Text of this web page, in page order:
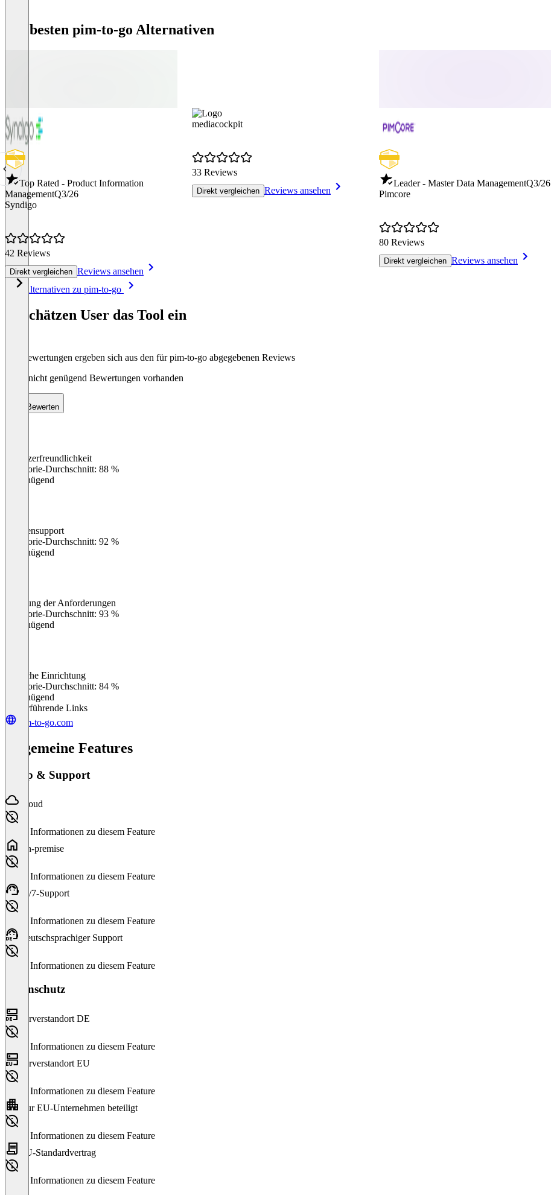
Die besten pim-to-go Alternativen
Top Rated - Product Information
ManagementQ3/26
Syndigo
42 Reviews
Direkt vergleichen Reviews ansehen
mediacockpit
33 Reviews
Direkt vergleichen Reviews ansehen
Leader - Master Data ManagementQ3/26
Pimcore
80 Reviews
Direkt vergleichen Reviews ansehen
Item
Alle Alternativen zu pim-to-go
So schätzen User das Tool ein
Die Bewertungen ergeben sich aus den für pim-to-go abgegebenen Reviews
Noch nicht genügend Bewertungen vorhanden
Bewerten
Benutzerfreundlichkeit
Kategorie-Durchschnitt: 88 %
Ungenügend
Kundensupport
Kategorie-Durchschnitt: 92 %
Ungenügend
Erfüllung der Anforderungen
Kategorie-Durchschnitt: 93 %
Ungenügend
Einfache Einrichtung
Kategorie-Durchschnitt: 84 %
Ungenügend
Weiterführende Links
pim-to-go.com
Allgemeine Features
Setup & Support
Cloud
Keine Informationen zu diesem Feature
On-premise
Keine Informationen zu diesem Feature
24/7-Support
Keine Informationen zu diesem Feature
Deutschsprachiger Support
Keine Informationen zu diesem Feature
Datenschutz
Serverstandort DE
Keine Informationen zu diesem Feature
Serverstandort EU
Keine Informationen zu diesem Feature
Nur EU-Unternehmen beteiligt
Keine Informationen zu diesem Feature
EU-Standardvertrag
Keine Informationen zu diesem Feature